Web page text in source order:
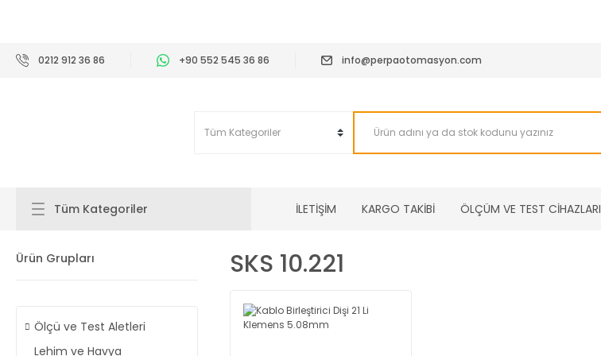
0212 912 36 86 +90 552 545 36 86 info@perpaotomasyon.com
Tüm Kategoriler İLETİŞİM KARGO TAKİBİ ÖLÇÜM VE TEST CİHAZLARI
Ürün Grupları
Ölçü ve Test Aletleri
Lehim ve Havya
SKS 10.221